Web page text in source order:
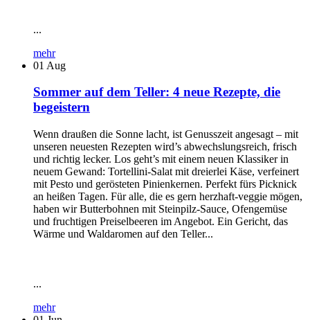
...
mehr
01 Aug
Sommer auf dem Teller: 4 neue Rezepte, die
begeistern
Wenn draußen die Sonne lacht, ist Genusszeit angesagt – mit
unseren neuesten Rezepten wird’s abwechslungsreich, frisch
und richtig lecker. Los geht’s mit einem neuen Klassiker in
neuem Gewand: Tortellini-Salat mit dreierlei Käse, verfeinert
mit Pesto und gerösteten Pinienkernen. Perfekt fürs Picknick
an heißen Tagen. Für alle, die es gern herzhaft-veggie mögen,
haben wir Butterbohnen mit Steinpilz-Sauce, Ofengemüse
und fruchtigen Preiselbeeren im Angebot. Ein Gericht, das
Wärme und Waldaromen auf den Teller...
...
mehr